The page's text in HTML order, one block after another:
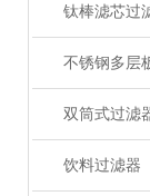
钛棒滤芯过
不锈钢多层
双筒式过滤
饮料过滤器